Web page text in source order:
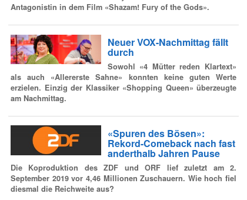
Antagonistin in dem Film «Shazam! Fury of the Gods».
Neuer VOX-Nachmittag fällt
durch
Sowohl «4 Mütter reden Klartext»
als auch «Allererste Sahne» konnten keine guten Werte
erzielen. Einzig der Klassiker «Shopping Queen» überzeugte
am Nachmittag.
«Spuren des Bösen»:
Rekord-Comeback nach fast
anderthalb Jahren Pause
Die Koproduktion des ZDF und ORF lief zuletzt am 2.
September 2019 vor 4,46 Millionen Zuschauern. Wie hoch fiel
diesmal die Reichweite aus?